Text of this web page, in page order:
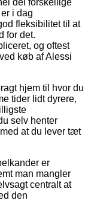
i dag
fleksibilitet til at
for det.
og oftest
køb af Alessi
hjem til hvor du
tider lidt dyrere,
selv henter
at du lever tæt
er
man mangler
centralt at
den